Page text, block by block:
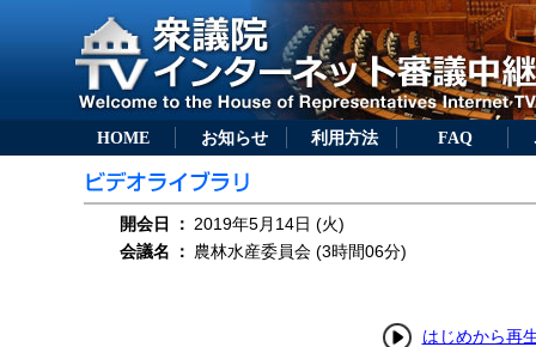
HOME お知らせ 利用方法 FAQ
開会日 ： 2019年5月14日 (火)
会議名
： 農林水産委員会 (3時間06分)
はじめから再